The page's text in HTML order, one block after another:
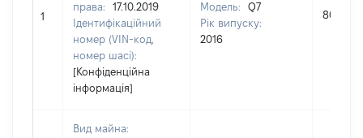
1
права:
17.10.2019
Ідентифікаційний
номер (VIN-код,
номер шасі):
[Конфіденційна
інформація]
Модель:
Q7
Рік випуску:
2016
800000
Вид майна: